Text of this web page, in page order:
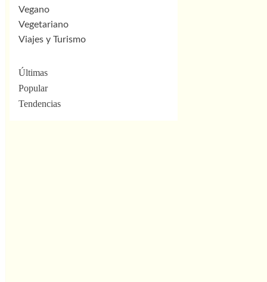
Vegano
Vegetariano
Viajes y Turismo
Últimas
Popular
Tendencias